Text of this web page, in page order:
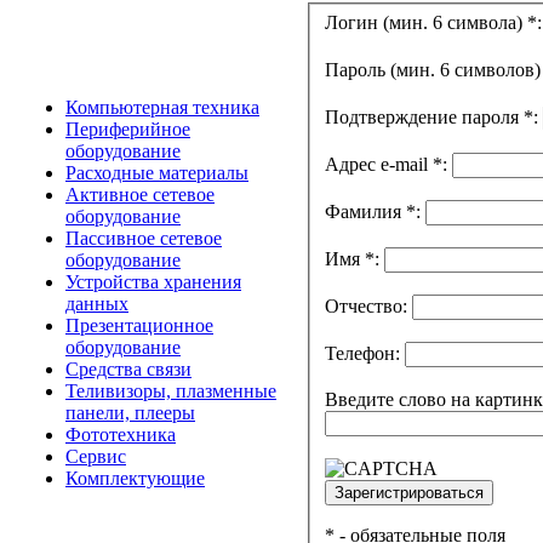
Компьютерная техника
Периферийное
оборудование
Расходные материалы
Активное сетевое
оборудование
Пассивное сетевое
оборудование
Устройства хранения
данных
Презентационное
оборудование
Средства связи
Теливизоры, плазменные
панели, плееры
Фототехника
Сервис
Комплектующие
Логин (мин. 6 символа) *:
Пароль (мин. 6 символов)
Подтверждение пароля *:
Адрес e-mail *:
Фамилия *:
Имя *:
Отчество:
Телефон:
Введите слово на
* - обязательные поля